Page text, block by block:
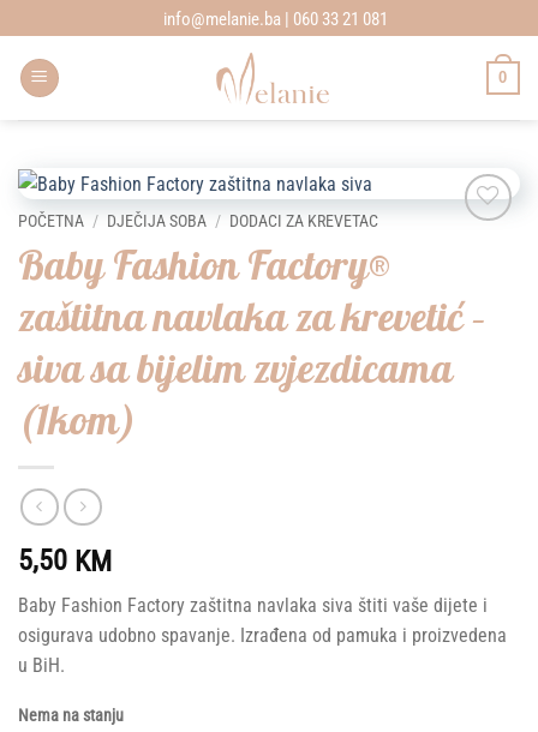
to
content
info@melanie.ba | 060 33 21 081
0
POČETNA / DJEČIJA SOBA / DODACI ZA KREVETAC
Baby Fashion Factory®
zaštitna navlaka za krevetić –
siva sa bijelim zvjezdicama
(1kom)
5,50 KM
Baby Fashion Factory zaštitna navlaka siva štiti vaše dijete i
osigurava udobno spavanje. Izrađena od pamuka i proizvedena
u BiH.
Nema na stanju